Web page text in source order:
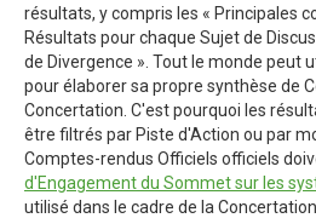
résultats, y compris les « Principales
Résultats pour chaque Sujet de
de Divergence ». Tout le monde peut
pour élaborer sa propre synthèse de
Concertation. C'est pourquoi les
être filtrés par Piste d'Action ou par
Comptes-rendus Officiels officiels
d'Engagement du Sommet sur les
utilisé dans le cadre de la Concertation